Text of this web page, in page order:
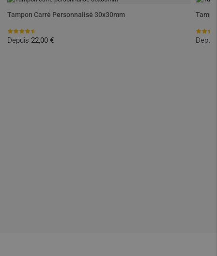
Tampon Carré Personnalisé 30x30mm
Depuis22,00 €